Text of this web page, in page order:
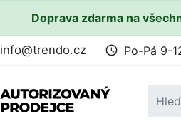
Doprava zdarma na
info@trendo.cz access_time Po-Pá 9-